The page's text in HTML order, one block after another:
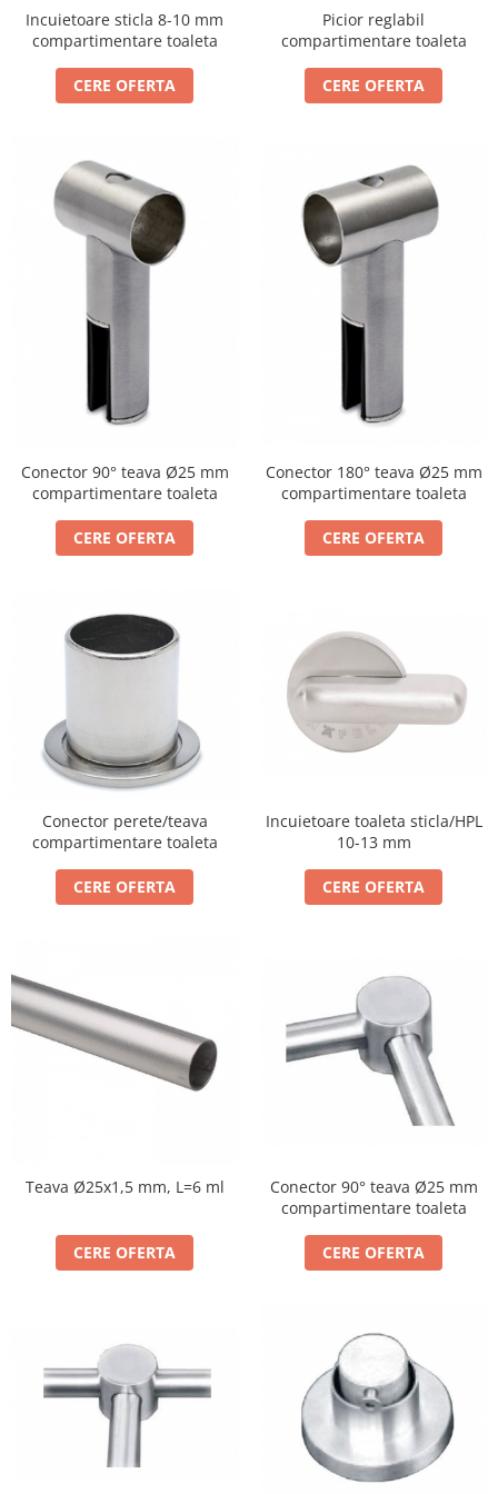
Usi glisante automate
Componente usi glisante manuale
Usi armonice
Usi glisante pentru vitrine
Manere
Manere tragatoare
Sisteme cabine dus
Balamale cabine dus
Profil U cabine dus
Bara stabilizatoare si conectori
cabine dus
Balustrade sticla
balustrada sticla
Accesorii profil U balustrada sticla
Mana curenta profil U balustrada
sticla
Accesorii mana curenta profilata
Balcon frantuzesc
Cleme montanti balustrada
Cabluri si componente montanti
balustrada
Mana curenta perete
Prinderi punctuale
Conectori sticla
Accesorii prinderi punctuale
Sisteme copertina
Seturi copertina
Componente copertina
Incuietoare sticla 8-10 mm
compartimentare toaleta
CERE OFERTA
Picior reglabil
compartimentare toaleta
CERE OFERTA
Conector 90° teava Ø25 mm
compartimentare toaleta
CERE OFERTA
Conector 180° teava Ø25 mm
compartimentare toaleta
CERE OFERTA
Conector perete/teava
compartimentare toaleta
CERE OFERTA
Incuietoare toaleta sticla/HPL
10-13 mm
CERE OFERTA
Teava Ø25x1,5 mm, L=6 ml
CERE OFERTA
Conector 90° teava Ø25 mm
compartimentare toaleta
CERE OFERTA